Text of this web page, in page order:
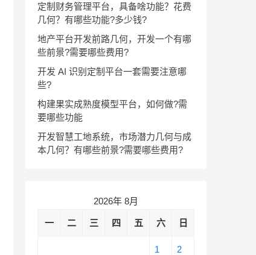
定制财务管理平台，具备啥功能？花费
几何？有哪些功能?多少钱?
地产平台开发前路几何，开发一个有哪
些前景?需要哪些费用?
开发 AI 识别定制平台一套需要注意哪
些?
构建果实成熟度模型平台，如何做?需
要哪些功能
开发智慧工地系统，市场潜力几何与成
本几何？有哪些前景?需要哪些费用?
2026年 8月
一 二 三 四 五 六 日
1 2